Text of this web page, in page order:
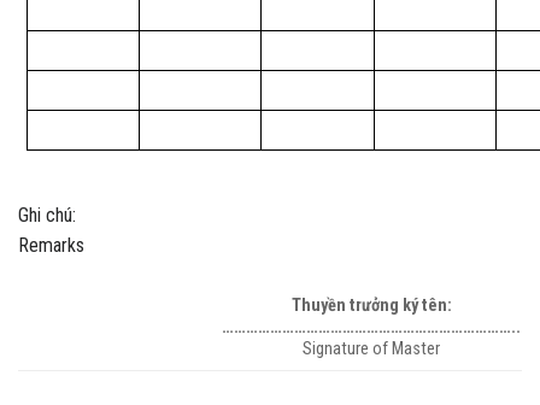
Ghi chú:
Remarks
Thuyền trưởng ký tên:
………………………………………………………………..
Signature of Master